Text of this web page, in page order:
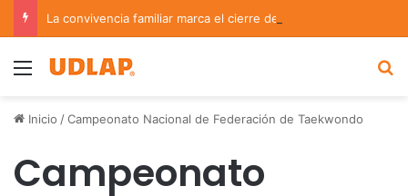
Menu
Inicio /Campeonato Nacional de Federación de Taekwondo
Campeonato